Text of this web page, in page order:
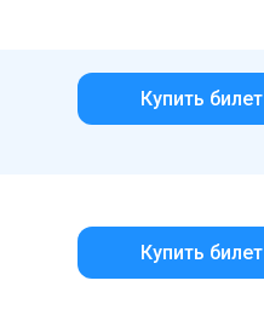
Купить билет
Купить билет